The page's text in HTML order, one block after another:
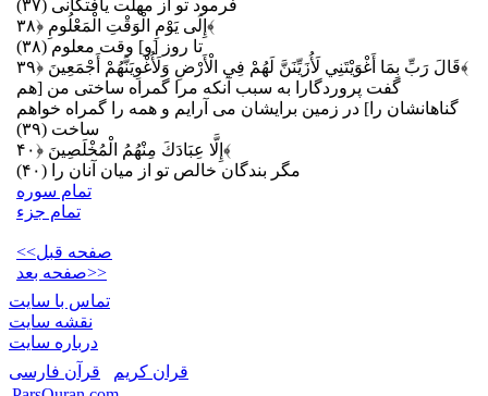
فرمود تو از مهلت‏ يافتگانى (۳۷)
إِلَى يَوْمِ الْوَقْتِ الْمَعْلُومِ ﴿۳۸﴾
تا روز [و] وقت معلوم (۳۸)
قَالَ رَبِّ بِمَا أَغْوَيْتَنِي لَأُزَيِّنَنَّ لَهُمْ فِي الْأَرْضِ وَلَأُغْوِيَنَّهُمْ أَجْمَعِينَ﴿۳۹﴾
گفت پروردگارا به سبب آنكه مرا گمراه ساختى من [هم
گناهانشان را] در زمين برايشان مى ‏آرايم و همه را گمراه خواهم
ساخت (۳۹)
إِلَّا عِبَادَكَ مِنْهُمُ الْمُخْلَصِينَ ﴿۴۰﴾
مگر بندگان خالص تو از ميان آنان را (۴۰)
تمام سوره
تمام جزء
<<صفحه قبل
صفحه بعد>>
تماس با سایت
نقشه سايت
درباره سایت
قران کریم
قرآن فارسی